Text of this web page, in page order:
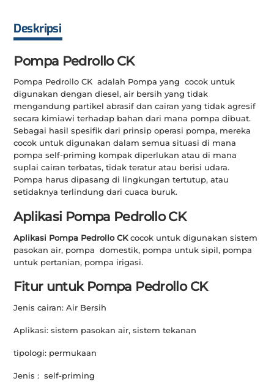
Deskripsi
Pompa Pedrollo CK
Pompa Pedrollo CK adalah Pompa yang cocok untuk
digunakan dengan diesel, air bersih yang tidak
mengandung partikel abrasif dan cairan yang tidak agresif
secara kimiawi terhadap bahan dari mana pompa dibuat.
Sebagai hasil spesifik dari prinsip operasi pompa, mereka
cocok untuk digunakan dalam semua situasi di mana
pompa self-priming kompak diperlukan atau di mana
suplai cairan terbatas, tidak teratur atau berisi udara.
Pompa harus dipasang di lingkungan tertutup, atau
setidaknya terlindung dari cuaca buruk.
Aplikasi Pompa Pedrollo CK
Aplikasi Pompa Pedrollo CKcocok untuk digunakan sistem
pasokan air, pompa domestik, pompa untuk sipil, pompa
untuk pertanian, pompa irigasi.
Fitur untuk Pompa Pedrollo CK
Jenis cairan: Air Bersih
Aplikasi: sistem pasokan air, sistem tekanan
tipologi: permukaan
Jenis : self-priming